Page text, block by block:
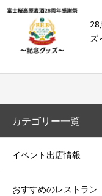
28
ズ
カテゴリー一覧
イベント出店情報
おすすめのレストラン